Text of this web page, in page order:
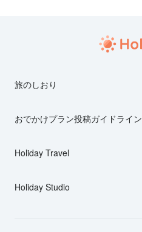
旅のしおり
おでかけプラン投稿ガイドライン
Holiday Travel
Holiday Studio